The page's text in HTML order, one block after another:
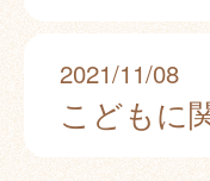
2021/11/08
こどもに